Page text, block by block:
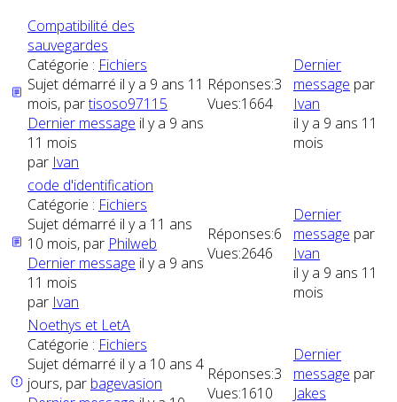
Compatibilité des
sauvegardes
Catégorie : Fichiers
Sujet démarré il y a 9 ans 11
mois, partisoso97115
Dernier message il y a 9 ans
11 mois
par Ivan
Réponses:3
Vues:1664
Dernier
message par
Ivan
il y a 9 ans 11
mois
code d'identification
Catégorie : Fichiers
Sujet démarré il y a 11 ans
10 mois, par Philweb
Dernier message il y a 9 ans
11 mois
par Ivan
Réponses:6
Vues:2646
Dernier
message par
Ivan
il y a 9 ans 11
mois
Noethys et LetA
Catégorie : Fichiers
Sujet démarré il y a 10 ans 4
jours, par bagevasion
Réponses:3
Vues:1610
Dernier
message par
Jakes